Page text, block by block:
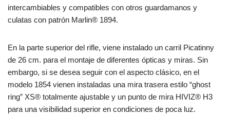
intercambiables y compatibles con otros guardamanos y
culatas con patrón Marlin® 1894.
En la parte superior del rifle, viene instalado un carril Picatinny
de 26 cm. para el montaje de diferentes ópticas y miras. Sin
embargo, si se desea seguir con el aspecto clásico, en el
modelo 1854 vienen instaladas una mira trasera estilo “ghost
ring” XS® totalmente ajustable y un punto de mira HIVIZ® H3
para una visibilidad superior en condiciones de poca luz.